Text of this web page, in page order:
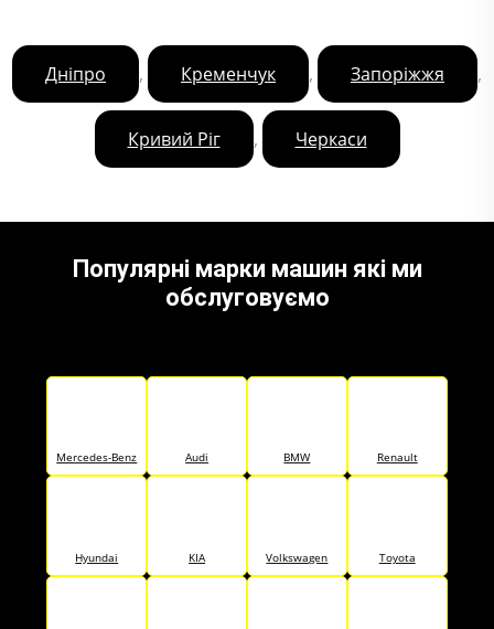
Дніпро , Кременчук , Запоріжжя ,
Кривий Ріг , Черкаси
Популярні марки машин які ми
обслуговуємо
Mercedes-Benz Audi BMW Renault
Hyundai KIA Volkswagen Toyota